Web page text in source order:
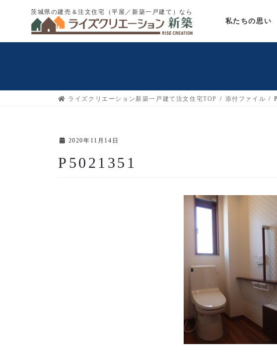
ン
キ
ー
に
茨城県の建売＆注文住宅（平屋／新築一戸建て）なら
私たちの思い
ライズクリエーション新築一戸建て注文住宅TOP 添付ファイル
2020年11月14日
P5021351